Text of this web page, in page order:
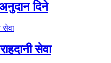
दिने
सेवा